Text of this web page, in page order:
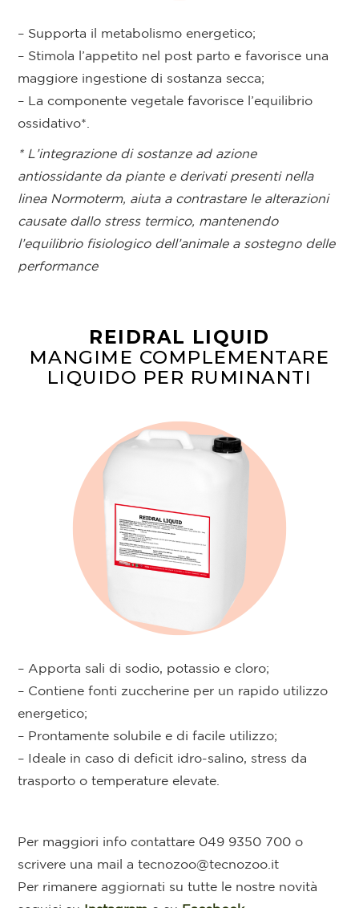
– Supporta il metabolismo energetico;
– Stimola l’appetito nel post parto e favorisce una
maggiore ingestione di sostanza secca;
– La componente vegetale favorisce l’equilibrio
ossidativo*.
* L’integrazione di sostanze ad azione
antiossidante da piante e derivati presenti nella
linea Normoterm, aiuta a contrastare le alterazioni
causate dallo stress termico, mantenendo
l’equilibrio fisiologico dell’animale a sostegno delle
performance
REIDRAL LIQUID
MANGIME COMPLEMENTARE
LIQUIDO PER RUMINANTI
– Apporta sali di sodio, potassio e cloro;
– Contiene fonti zuccherine per un rapido utilizzo
energetico;
– Prontamente solubile e di facile utilizzo;
– Ideale in caso di deficit idro-salino, stress da
trasporto o temperature elevate.
Per maggiori info contattare 049 9350 700 o
scrivere una mail a tecnozoo@tecnozoo.it
Per rimanere aggiornati su tutte le nostre novità